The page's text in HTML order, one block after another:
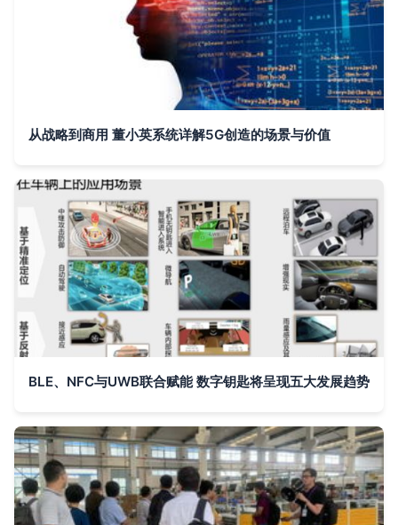
从战略到商用 董小英系统详解5G创造的场景与价值
BLE、NFC与UWB联合赋能 数字钥匙将呈现五大发展趋势